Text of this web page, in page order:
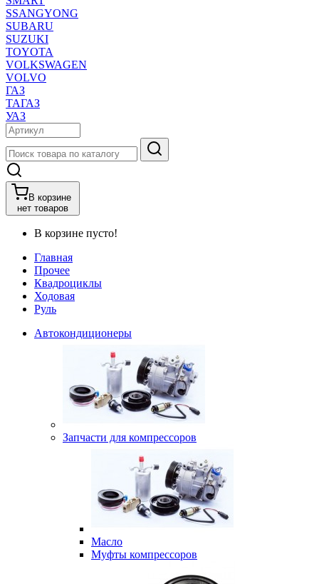
SSANGYONG
SUBARU
SUZUKI
TOYOTA
VOLKSWAGEN
VOLVO
ГАЗ
ТАГАЗ
УАЗ
В корзине
нет товаров
В корзине пусто!
Главная
Прочее
Квадроциклы
Ходовая
Руль
Автокондиционеры
Запчасти для компрессоров
Масло
Муфты компрессоров